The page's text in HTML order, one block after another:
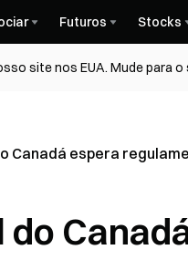
Futuros Stocks
site nos EUA. Mude para
Canadá espera